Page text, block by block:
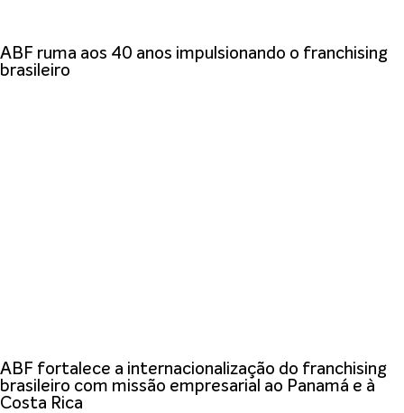
ABF ruma aos 40 anos impulsionando o franchising
brasileiro
ABF fortalece a internacionalização do franchising
brasileiro com missão empresarial ao Panamá e à
Costa Rica